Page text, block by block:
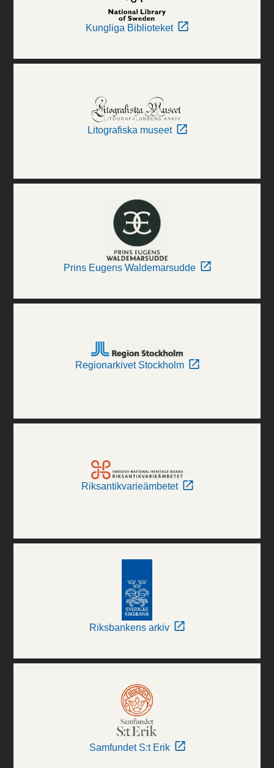
Kungliga Biblioteket
Litografiska museet
Prins Eugens Waldemarsudde
Regionarkivet Stockholm
Riksantikvarieämbetet
Riksbankens arkiv
Samfundet S:t Erik